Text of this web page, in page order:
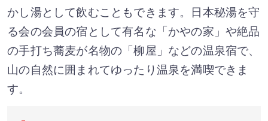
かし湯として飲むこともできます。日本秘湯を守
る会の会員の宿として有名な「かやの家」や絶品
の手打ち蕎麦が名物の「柳屋」などの温泉宿で、
山の自然に囲まれてゆったり温泉を満喫できま
す。